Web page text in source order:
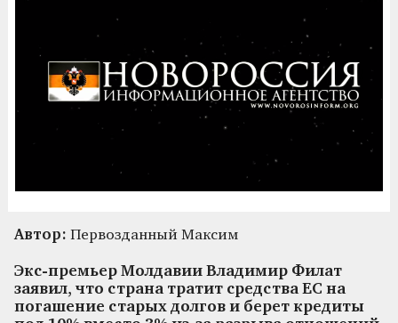
Автор: Первозданный Максим
Экс-премьер Молдавии Владимир Филат
заявил, что страна тратит средства ЕС на
погашение старых долгов и берет кредиты